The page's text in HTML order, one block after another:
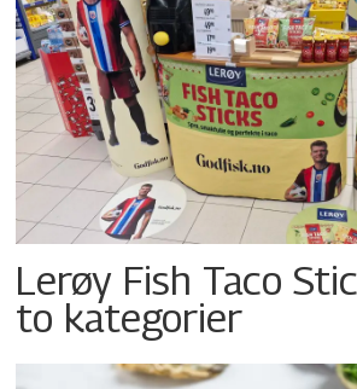
Lerøy Fish Taco
to kategorier